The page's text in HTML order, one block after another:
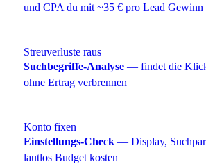
und CPA du mit ~35 € pro Lead Gewinn
Streuverluste raus
Suchbegriffe-Analyse — findet die
ohne Ertrag verbrennen
Konto fixen
Einstellungs-Check — Display,
lautlos Budget kosten